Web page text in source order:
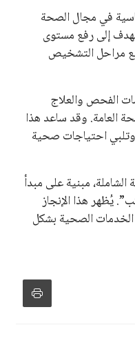
في مجال الصحة
إلى رفع مستوى
مراحل التشخيص
الفحص والعلاج
العامة. وقد ساعد هذا
الفئات العمرية وتلبي احتياجات صحية
مبنية على مبدأ
يُظهر هذا الإنجاز
الخدمات الصحية بشكل